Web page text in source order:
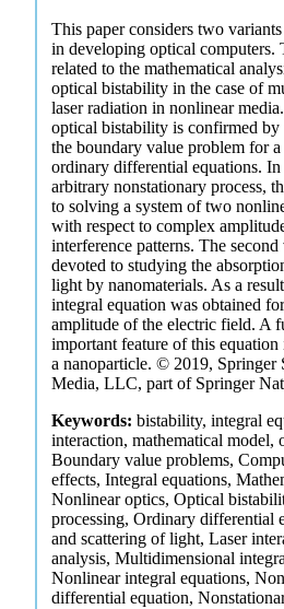
This paper considers two
in developing optical computers.
related to the mathematical
optical bistability in the case of
laser radiation in nonlinear
optical bistability is confirmed by
the boundary value problem for
ordinary differential equations. In
arbitrary nonstationary process,
to solving a system of two
with respect to complex
interference patterns. The
devoted to studying the
light by nanomaterials. As a
integral equation was obtained
amplitude of the electric field. A
important feature of this
a nanoparticle. © 2019, Springer
Media, LLC, part of Springer
Keywords:bistability, integral
interaction, mathematical model,
Boundary value problems,
effects, Integral equations,
Nonlinear optics, Optical
processing, Ordinary differential
and scattering of light, Laser
analysis, Multidimensional
Nonlinear integral equations,
differential equation,